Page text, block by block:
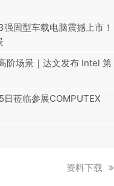
固型车载电脑震撼上市！
阶场景｜达文发布 Intel 第
莅临参展COMPUTEX
下
资料下载